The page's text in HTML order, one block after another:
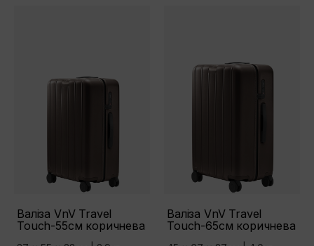
Валіза VnV Travel
Touch-55см коричнева
Валіза VnV Travel
Touch-65см коричнева